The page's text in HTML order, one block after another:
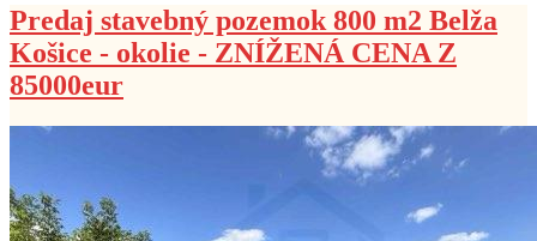
Predaj stavebný pozemok 800 m2 Belža
Košice - okolie - ZNÍŽENÁ CENA Z
85000eur